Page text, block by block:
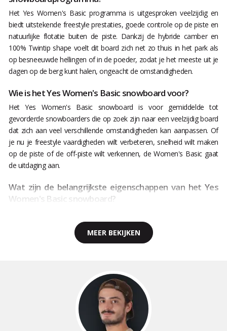
Het Yes Women's Basic programma is uitgesproken veelzijdig en
biedt uitstekende freestyle prestaties, goede controle op de piste en
natuurlijke flotatie buiten de piste. Dankzij de hybride camber en
100% Twintip shape voelt dit board zich net zo thuis in het park als
op besneeuwde hellingen of in de poeder, zodat je het meeste uit je
dagen op de berg kunt halen, ongeacht de omstandigheden.
Wie is het Yes Women's Basic snowboard voor?
Het Yes Women's Basic snowboard is voor gemiddelde tot
gevorderde snowboarders die op zoek zijn naar een veelzijdig board
dat zich aan veel verschillende omstandigheden kan aanpassen. Of
je nu je freestyle vaardigheden wilt verbeteren, snelheid wilt maken
op de piste of de off-piste wilt verkennen, de Women's Basic gaat
de uitdaging aan.
Wat zijn de belangrijkste eigenschappen van het Yes
Women's Basic snowboard?
MEER BEKIJKEN